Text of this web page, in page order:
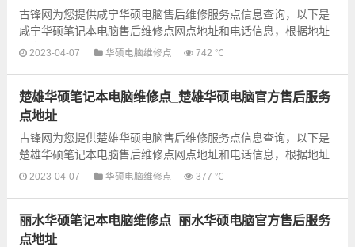
古锋网为您提供咸宁华硕电脑售后维修服务点信息查询，以下是
咸宁华硕笔记本电脑售后维修点网点地址和电话信息，根据地址
信息选择就近的维修点进行保修即可，建议先电话联系预约...
2023-04-07 华硕电脑维修点 742 ℃
楚雄华硕笔记本电脑维修点_楚雄华硕电脑官方售后服务
点地址
古锋网为您提供楚雄华硕电脑售后维修服务点信息查询，以下是
楚雄华硕笔记本电脑售后维修点网点地址和电话信息，根据地址
信息选择就近的维修点进行保修即可，建议先电话联系预约...
2023-04-07 华硕电脑维修点 377 ℃
丽水华硕笔记本电脑维修点_丽水华硕电脑官方售后服务
点地址